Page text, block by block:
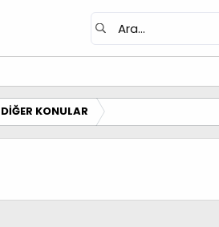
DİĞER KONULAR